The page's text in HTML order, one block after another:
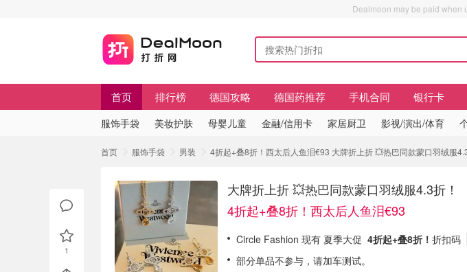
Dealmoon may be paid when
首页 排行榜 德国攻略 德国药推荐 手机合同 银行卡
服饰手袋 美妆护肤 母婴儿童 金融/信用卡 家居厨卫 影视/演出/体育
首页 服饰手袋 男装 4折起+叠8折！西太后人鱼泪€93 大牌折上折 💥热巴同款蒙口羽绒服
大牌折上折 💥热巴同款蒙口羽绒服4.3折！
4折起+叠8折！西太后人鱼泪€93
Circle Fashion 现有 夏季大促 4折起+叠8折！ 折扣码
部分单品不参与，请加车测试。
1